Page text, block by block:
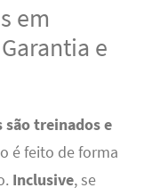
em
e
são treinados e
é feito de forma
Inclusive, se